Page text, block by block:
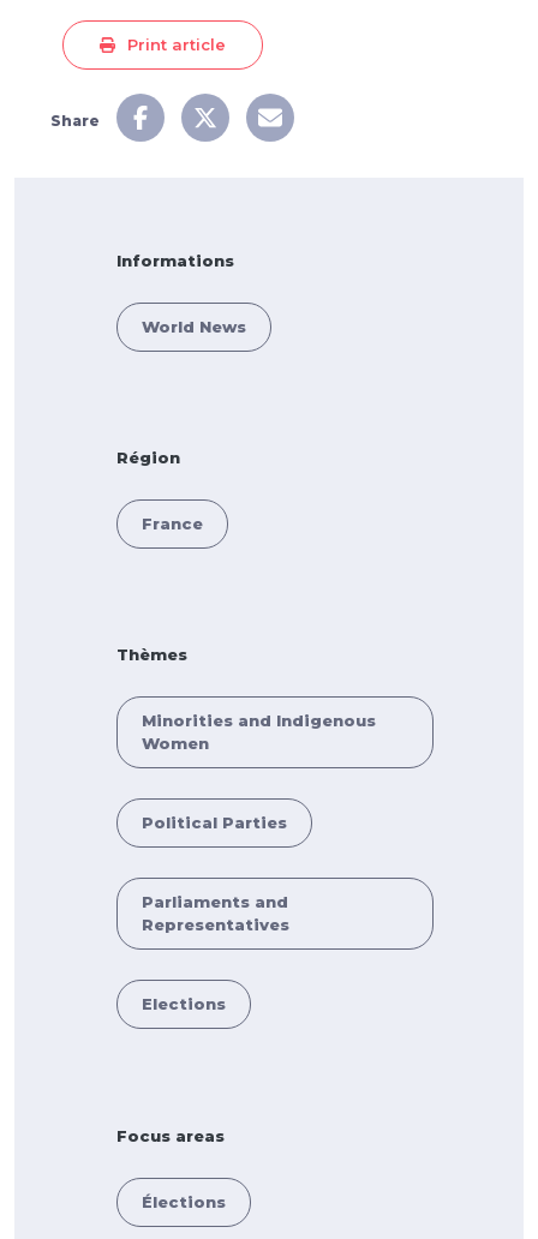
Print article
Share
Informations
World News
Région
France
Thèmes
Minorities and Indigenous
Women
Political Parties
Parliaments and
Representatives
Elections
Focus areas
Élections